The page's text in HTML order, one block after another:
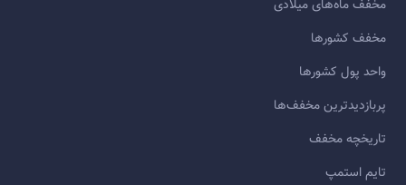
مخفف ماه‌های میلادی
مخفف کشورها
واحد پول کشورها
پربازديدترين مخفف‌ها
تاريخچه مخفف
تایم استمپ